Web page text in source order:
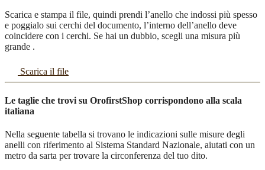
Scarica e stampa il file, quindi prendi l’anello che indossi più spesso
e poggialo sui cerchi del documento, l’interno dell’anello deve
coincidere con i cerchi. Se hai un dubbio, scegli una misura più
grande .
Scarica il file
Le taglie che trovi su OrofirstShop corrispondono alla scala
italiana
Nella seguente tabella si trovano le indicazioni sulle misure degli
anelli con riferimento al Sistema Standard Nazionale, aiutati con un
metro da sarta per trovare la circonferenza del tuo dito.